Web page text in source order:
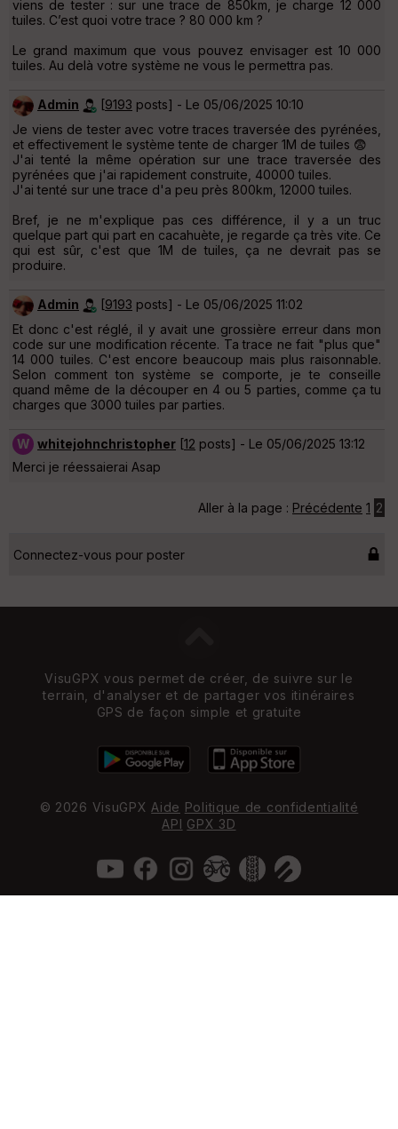
viens de tester : sur une trace de 850km, je charge 12 000
tuiles. C’est quoi votre trace ? 80 000 km ?
Le grand maximum que vous pouvez envisager est 10 000
tuiles. Au delà votre système ne vous le permettra pas.
Admin [9193 posts] - Le 05/06/2025 10:10
Je viens de tester avec votre traces traversée des pyrénées,
et effectivement le système tente de charger 1M de tuiles 😨
J'ai tenté la même opération sur une trace traversée des
pyrénées que j'ai rapidement construite, 40000 tuiles.
J'ai tenté sur une trace d'a peu près 800km, 12000 tuiles.
Bref, je ne m'explique pas ces différence, il y a un truc
quelque part qui part en cacahuète, je regarde ça très vite. Ce
qui est sûr, c'est que 1M de tuiles, ça ne devrait pas se
produire.
Admin [9193 posts] - Le 05/06/2025 11:02
Et donc c'est réglé, il y avait une grossière erreur dans mon
code sur une modification récente. Ta trace ne fait "plus que"
14 000 tuiles. C'est encore beaucoup mais plus raisonnable.
Selon comment ton système se comporte, je te conseille
quand même de la découper en 4 ou 5 parties, comme ça tu
charges que 3000 tuiles par parties.
W whitejohnchristopher [12 posts] - Le 05/06/2025 13:12
Merci je réessaierai Asap
Aller à la page : Précédente 1 2
Connectez-vous pour poster
VisuGPX vous permet de créer, de suivre sur le
terrain, d'analyser et de partager vos itinéraires
GPS de façon simple et gratuite
© 2026 VisuGPX Aide Politique de confidentialité
API GPX 3D